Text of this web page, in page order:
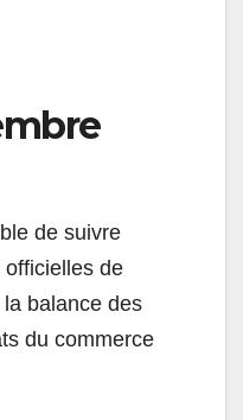
de suivre
officielles de
balance des
du commerce